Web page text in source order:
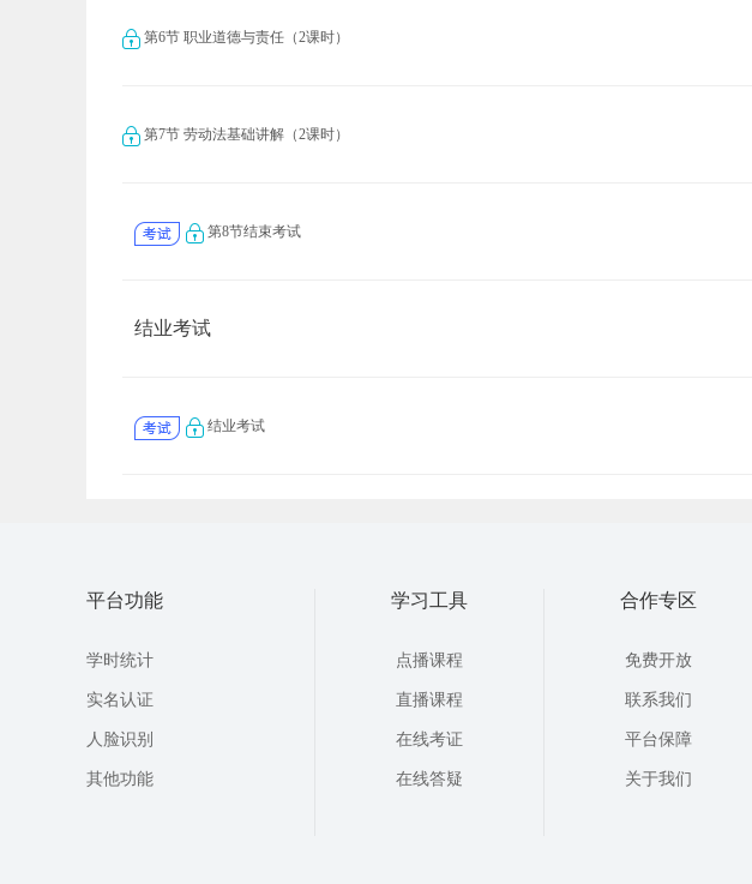
第6节 职业道德与责任（2课时）
第7节 劳动法基础讲解（2课时）
第8节结束考试
结业考试
结业考试
平台功能
学时统计
实名认证
人脸识别
其他功能
学习工具
点播课程
直播课程
在线考证
在线答疑
合作专区
免费开放
联系我们
平台保障
关于我们